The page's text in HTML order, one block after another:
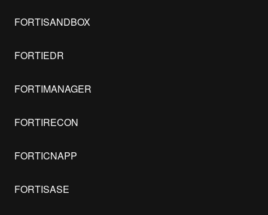
FORTISANDBOX
FORTIEDR
FORTIMANAGER
FORTIRECON
FORTICNAPP
FORTISASE